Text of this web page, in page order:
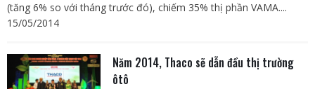
(tăng 6% so với tháng trước đó), chiếm 35% thị phần VAMA....
15/05/2014
Năm 2014, Thaco sẽ dẫn đầu thị trường
ôtô